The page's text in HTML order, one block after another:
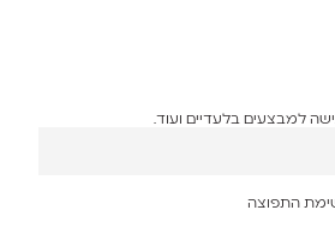
למבצעים בלעדיים ועוד.
התפוצה